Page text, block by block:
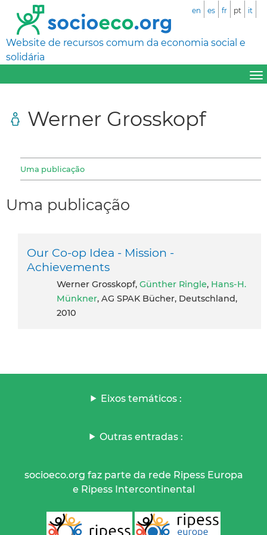
Website de recursos comum da economia social e
solidária
en es fr pt it
Werner Grosskopf
Uma publicação
Uma publicação
Our Co-op Idea - Mission -
Achievements
Werner Grosskopf, Günther Ringle, Hans-H.
Münkner, AG SPAK Bücher, Deutschland,
2010
Eixos temáticos :
Outras entradas :
socioeco.org faz parte da rede Ripess Europa
e Ripess Intercontinental